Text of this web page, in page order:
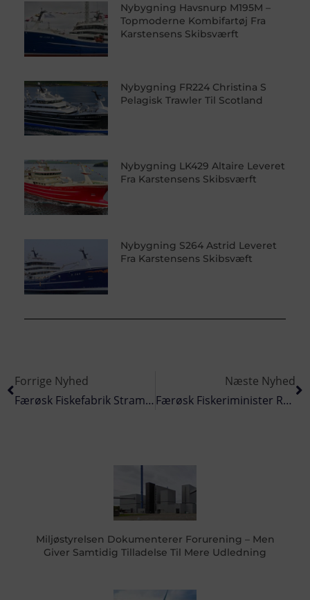
Nybygning Havsnurp M195M –
Topmoderne Kombifartøj Fra
Karstensens Skibsværft
Nybygning FR224 Christina S
Pelagisk Trawler Til Scotland
Nybygning LK429 Altaire Leveret
Fra Karstensens Skibsværft
Nybygning S264 Astrid Leveret
Fra Karstensens Skibsvæft
Forrige Nyhed
Færøsk Fiskefabrik Strammer Beredskab I Kølvandet På Storbrand
Næste Nyhed
Færøsk Fiskeriminister Ramt Af Fiskeriskandale
Miljøstyrelsen Dokumenterer Forurening – Men
Giver Samtidig Tilladelse Til Mere Udledning